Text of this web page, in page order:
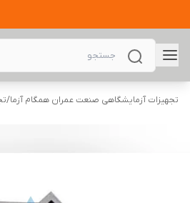
تجهیزات آزمایشگاهی صنعت عمران همگام آزما/